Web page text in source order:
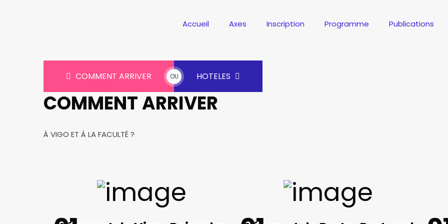
Accueil Axes Inscription Programme Publications
COMMENT ARRIVER OU HOTELES
COMMENT ARRIVER
À VIGO ET À LA FACULTÉ ?